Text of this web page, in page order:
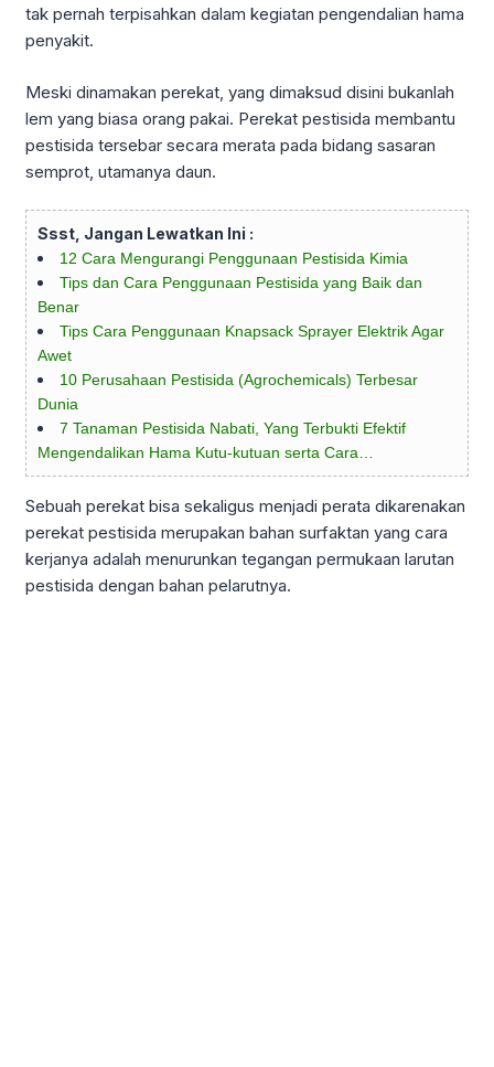
tak pernah terpisahkan dalam kegiatan pengendalian hama
penyakit.
Meski dinamakan perekat, yang dimaksud disini bukanlah
lem yang biasa orang pakai. Perekat pestisida membantu
pestisida tersebar secara merata pada bidang sasaran
semprot, utamanya daun.
Ssst, Jangan Lewatkan Ini :
12 Cara Mengurangi Penggunaan Pestisida Kimia
Tips dan Cara Penggunaan Pestisida yang Baik dan
Benar
Tips Cara Penggunaan Knapsack Sprayer Elektrik Agar
Awet
10 Perusahaan Pestisida (Agrochemicals) Terbesar
Dunia
7 Tanaman Pestisida Nabati, Yang Terbukti Efektif
Mengendalikan Hama Kutu-kutuan serta Cara…
Sebuah perekat bisa sekaligus menjadi perata dikarenakan
perekat pestisida merupakan bahan surfaktan yang cara
kerjanya adalah menurunkan tegangan permukaan larutan
pestisida dengan bahan pelarutnya.